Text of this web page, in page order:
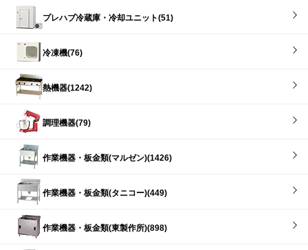
プレハブ冷蔵庫・冷却ユニット(51)
冷凍機(76)
熱機器(1242)
調理機器(79)
作業機器・板金類(マルゼン)(1426)
作業機器・板金類(タニコー)(449)
作業機器・板金類(東製作所)(898)